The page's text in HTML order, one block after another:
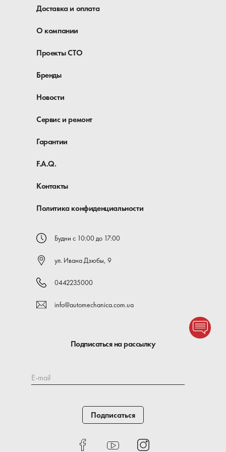
Доставка и оплата
О компании
Проекты СТО
Бренды
Новости
Сервис и ремонт
Гарантии
F.A.Q.
Контакты
Политика конфиденциальности
Будни с 10:00 до 17:00
ул. Ивана Дзюбы, 9
0442235000
info@automechanica.com.ua
Подписаться на рассылку
E-mail
Подписаться